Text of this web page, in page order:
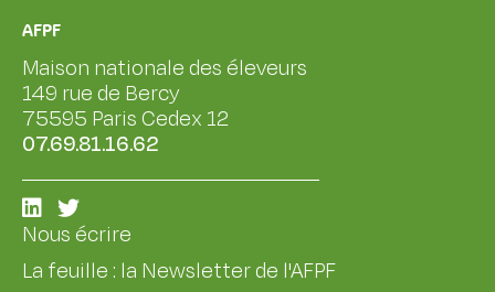
AFPF
Maison nationale des éleveurs
149 rue de Bercy
75595 Paris Cedex 12
07.69.81.16.62
Nous écrire
La feuille : la Newsletter de l'AFPF